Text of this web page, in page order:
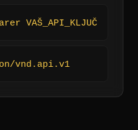
VAŠ_API_KLJUČ
vnd.api.v1